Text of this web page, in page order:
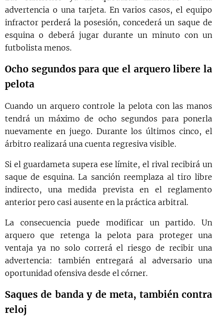
advertencia o una tarjeta. En varios casos, el equipo
infractor perderá la posesión, concederá un saque de
esquina o deberá jugar durante un minuto con un
futbolista menos.
Ocho segundos para que el arquero libere la
pelota
Cuando un arquero controle la pelota con las manos
tendrá un máximo de ocho segundos para ponerla
nuevamente en juego. Durante los últimos cinco, el
árbitro realizará una cuenta regresiva visible.
Si el guardameta supera ese límite, el rival recibirá un
saque de esquina. La sanción reemplaza al tiro libre
indirecto, una medida prevista en el reglamento
anterior pero casi ausente en la práctica arbitral.
La consecuencia puede modificar un partido. Un
arquero que retenga la pelota para proteger una
ventaja ya no solo correrá el riesgo de recibir una
advertencia: también entregará al adversario una
oportunidad ofensiva desde el córner.
Saques de banda y de meta, también contra
reloj